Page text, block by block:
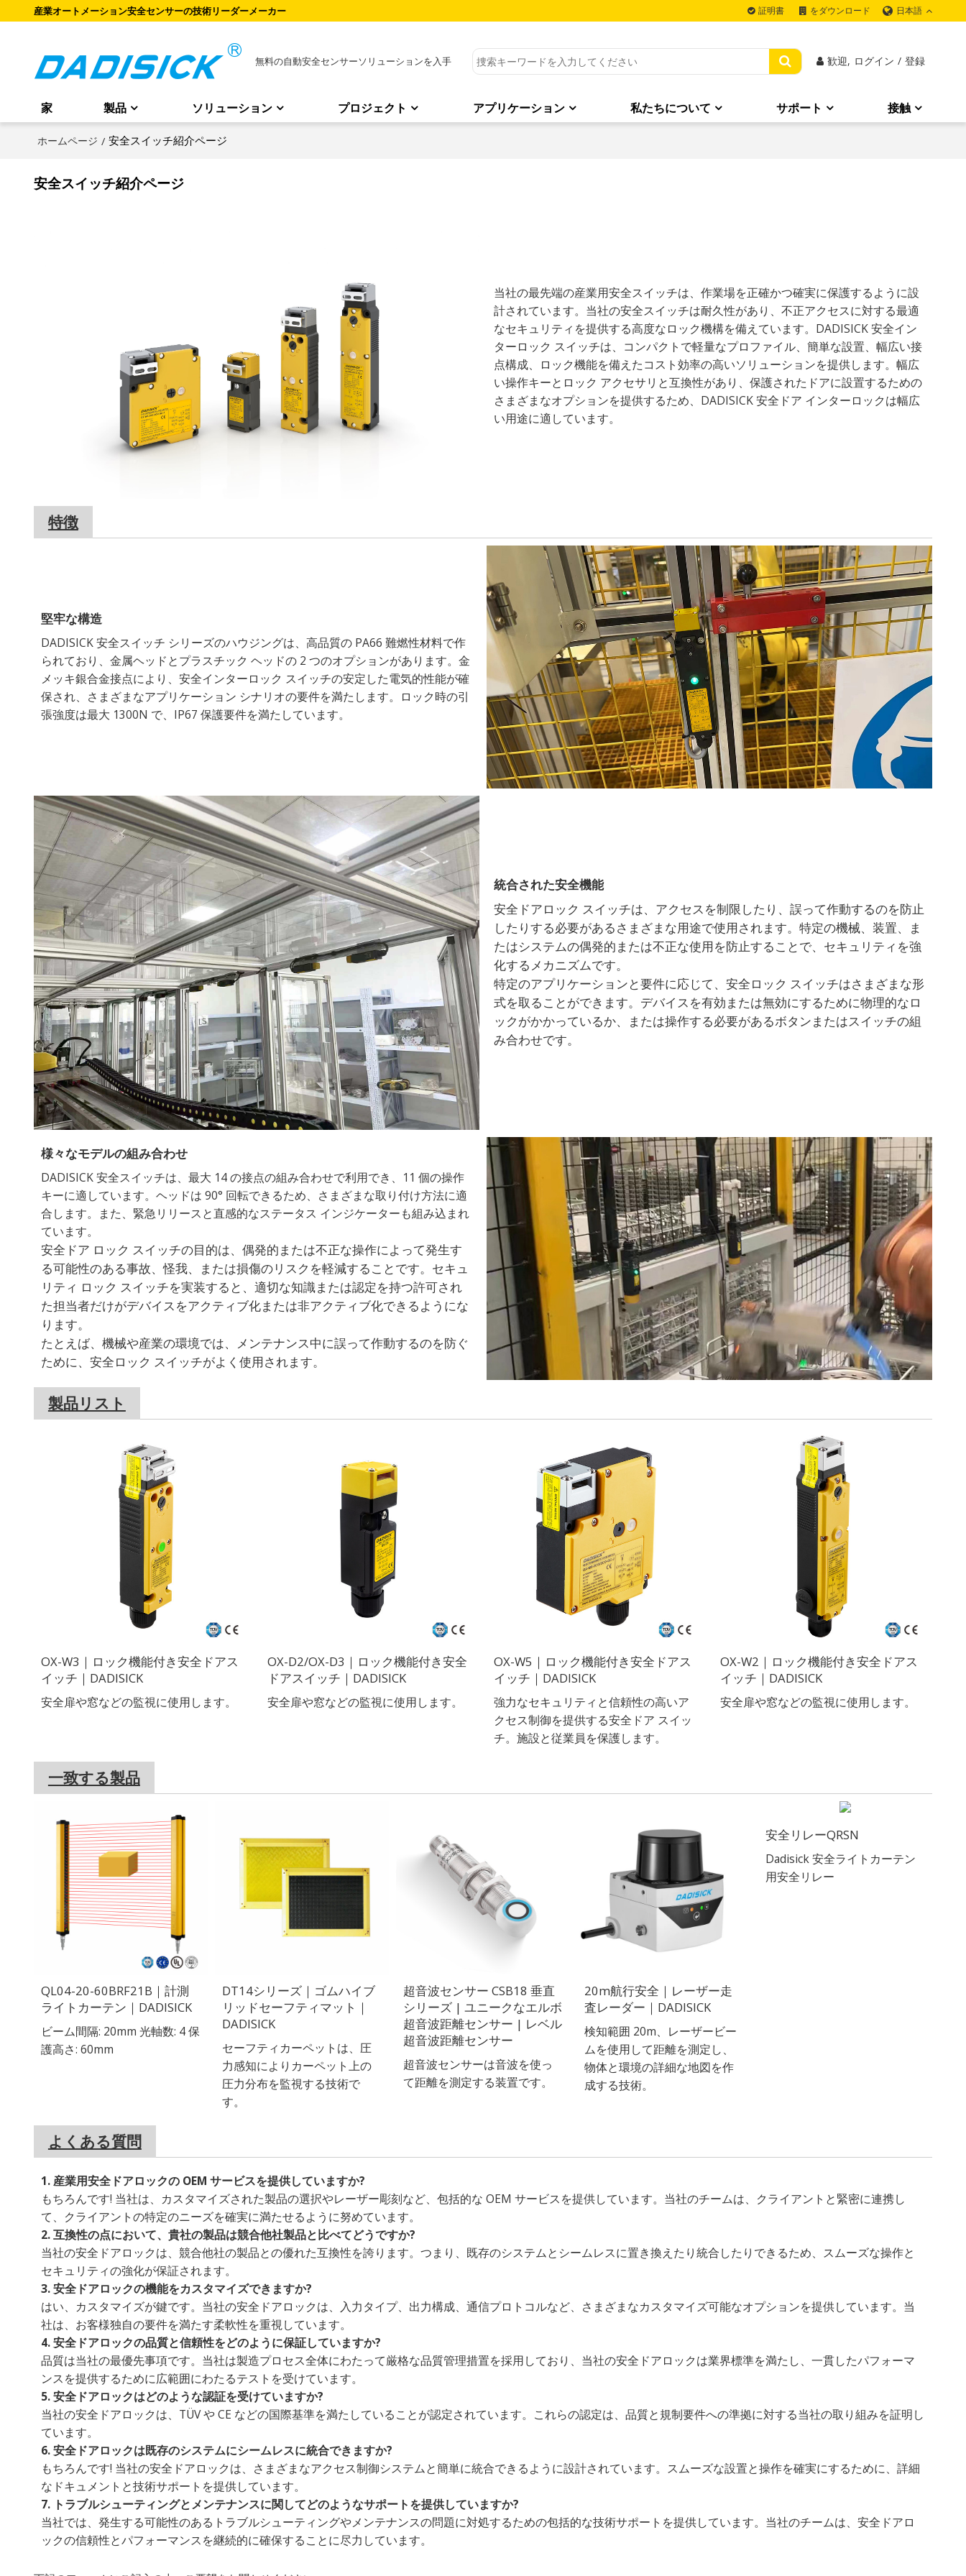
産業オートメーション安全センサーの技術リーダーメーカー 証明書 をダウンロード 日本語
無料の自動安全センサーソリューションを入手 歓迎, ログイン / 登録
家 製品 ソリューション プロジェクト アプリケーション 私たちについて サポート 接触
ホームページ / 安全スイッチ紹介ページ
安全スイッチ紹介ページ
当社の最先端の産業用安全スイッチは、作業場を正確かつ確実に保護するように設
計されています。当社の安全スイッチは耐久性があり、不正アクセスに対する最適
なセキュリティを提供する高度なロック機構を備えています。DADISICK 安全イン
ターロック スイッチは、コンパクトで軽量なプロファイル、簡単な設置、幅広い接
点構成、ロック機能を備えたコスト効率の高いソリューションを提供します。幅広
い操作キーとロック アクセサリと互換性があり、保護されたドアに設置するための
さまざまなオプションを提供するため、DADISICK 安全ドア インターロックは幅広
い用途に適しています。
特徴
堅牢な構造
DADISICK 安全スイッチ シリーズのハウジングは、高品質の PA66 難燃性材料で作
られており、金属ヘッドとプラスチック ヘッドの 2 つのオプションがあります。金
メッキ銀合金接点により、安全インターロック スイッチの安定した電気的性能が確
保され、さまざまなアプリケーション シナリオの要件を満たします。ロック時の引
張強度は最大 1300N で、IP67 保護要件を満たしています。
統合された安全機能
安全ドアロック スイッチは、アクセスを制限したり、誤って作動するのを防止
したりする必要があるさまざまな用途で使用されます。特定の機械、装置、ま
たはシステムの偶発的または不正な使用を防止することで、セキュリティを強
化するメカニズムです。
特定のアプリケーションと要件に応じて、安全ロック スイッチはさまざまな形
式を取ることができます。デバイスを有効または無効にするために物理的なロ
ックがかかっているか、または操作する必要があるボタンまたはスイッチの組
み合わせです。
様々なモデルの組み合わせ
DADISICK 安全スイッチは、最大 14 の接点の組み合わせで利用でき、11 個の操作
キーに適しています。ヘッドは 90° 回転できるため、さまざまな取り付け方法に適
合します。また、緊急リリースと直感的なステータス インジケーターも組み込まれ
ています。
安全ドア ロック スイッチの目的は、偶発的または不正な操作によって発生す
る可能性のある事故、怪我、または損傷のリスクを軽減することです。セキュ
リティ ロック スイッチを実装すると、適切な知識または認定を持つ許可され
た担当者だけがデバイスをアクティブ化または非アクティブ化できるようにな
ります。
たとえば、機械や産業の環境では、メンテナンス中に誤って作動するのを防ぐ
ために、安全ロック スイッチがよく使用されます。
製品リスト
OX-W3｜ロック機能付き安全ドアス
イッチ｜DADISICK
安全扉や窓などの監視に使用します。
OX-D2/OX-D3｜ロック機能付き安全
ドアスイッチ｜DADISICK
安全扉や窓などの監視に使用します。
OX-W5｜ロック機能付き安全ドアス
イッチ｜DADISICK
強力なセキュリティと信頼性の高いア
クセス制御を提供する安全ドア スイッ
チ。施設と従業員を保護します。
OX-W2｜ロック機能付き安全ドアス
イッチ｜DADISICK
安全扉や窓などの監視に使用します。
一致する製品
QL04-20-60BRF21B｜計測
ライトカーテン｜DADISICK
ビーム間隔: 20mm 光軸数: 4 保
護高さ: 60mm
DT14シリーズ｜ゴムハイブ
リッドセーフティマット｜
DADISICK
セーフティカーペットは、圧
力感知によりカーペット上の
圧力分布を監視する技術で
す。
超音波センサー CSB18 垂直
シリーズ | ユニークなエルボ
超音波距離センサー | レベル
超音波距離センサー
超音波センサーは音波を使っ
て距離を測定する装置です。
20m航行安全｜レーザー走
査レーダー｜DADISICK
検知範囲 20m、レーザービー
ムを使用して距離を測定し、
物体と環境の詳細な地図を作
成する技術。
安全リレーQRSN
Dadisick 安全ライトカーテン
用安全リレー
よくある質問
1. 産業用安全ドアロックの OEM サービスを提供していますか?
もちろんです! 当社は、カスタマイズされた製品の選択やレーザー彫刻など、包括的な OEM サービスを提供しています。当社のチームは、クライアントと緊密に連携し
て、クライアントの特定のニーズを確実に満たせるように努めています。
2. 互換性の点において、貴社の製品は競合他社製品と比べてどうですか?
当社の安全ドアロックは、競合他社の製品との優れた互換性を誇ります。つまり、既存のシステムとシームレスに置き換えたり統合したりできるため、スムーズな操作と
セキュリティの強化が保証されます。
3. 安全ドアロックの機能をカスタマイズできますか?
はい、カスタマイズが鍵です。当社の安全ドアロックは、入力タイプ、出力構成、通信プロトコルなど、さまざまなカスタマイズ可能なオプションを提供しています。当
社は、お客様独自の要件を満たす柔軟性を重視しています。
4. 安全ドアロックの品質と信頼性をどのように保証していますか?
品質は当社の最優先事項です。当社は製造プロセス全体にわたって厳格な品質管理措置を採用しており、当社の安全ドアロックは業界標準を満たし、一貫したパフォーマ
ンスを提供するために広範囲にわたるテストを受けています。
5. 安全ドアロックはどのような認証を受けていますか?
当社の安全ドアロックは、TÜV や CE などの国際基準を満たしていることが認定されています。これらの認定は、品質と規制要件への準拠に対する当社の取り組みを証明し
ています。
6. 安全ドアロックは既存のシステムにシームレスに統合できますか?
もちろんです! 当社の安全ドアロックは、さまざまなアクセス制御システムと簡単に統合できるように設計されています。スムーズな設置と操作を確実にするために、詳細
なドキュメントと技術サポートを提供しています。
7. トラブルシューティングとメンテナンスに関してどのようなサポートを提供していますか?
当社では、発生する可能性のあるトラブルシューティングやメンテナンスの問題に対処するための包括的な技術サポートを提供しています。当社のチームは、安全ドアロ
ックの信頼性とパフォーマンスを継続的に確保することに尽力しています。